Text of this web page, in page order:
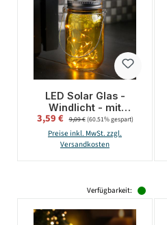
LED Solar Glas -
Windlicht - mit
Drahtlichterkette -
Lichtsensor - H: 14cm
- D: 8cm - gelb
Verkaufspreis:
3,59 € Regulärer Preis:
9,09 €(60.51% gespart)
Preise inkl. MwSt. zzgl.
Versandkosten
Verfügbarkeit: